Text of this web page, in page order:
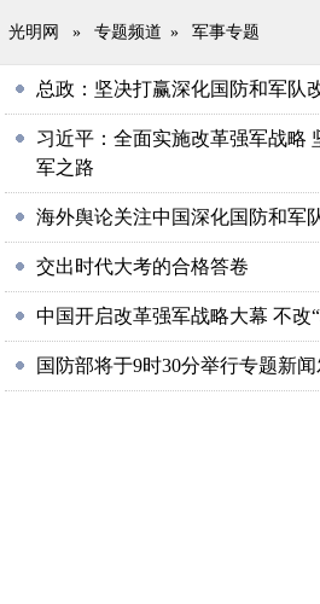
光明网 » 专题频道 » 军事专题
总政：坚决打赢深化国防和军队
习近平：全面实施改革强军战略
军之路
海外舆论关注中国深化国防和军
交出时代大考的合格答卷
中国开启改革强军战略大幕 不改
国防部将于9时30分举行专题新